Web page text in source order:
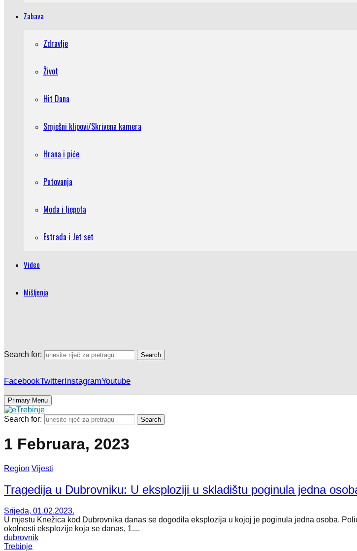
Zabava
Zdravlje
Život
Hit Dana
Smješni klipovi/Skrivena kamera
Hrana i piće
Putovanja
Moda i ljepota
Estrada i Jet set
Video
Mišljenja
Search for: Search
FacebookTwitterInstagramYoutube
Primary Menu
Search for: Search
1 Februara, 2023
Region Vijesti
Tragedija u Dubrovniku: U eksploziji u skladištu poginula jedna
Srijeda, 01.02.2023.
U mjestu Knežica kod Dubrovnika danas se dogodila eksplozija u kojoj je poginula jedna osoba.
okolnosti eksplozije koja se danas, 1....
dubrovnik
Trebinje